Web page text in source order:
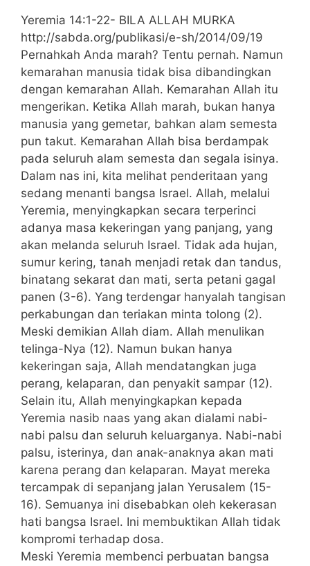
Yeremia 14:1-22- BILA ALLAH MURKA
http://sabda.org/publikasi/e-sh/2014/09/19
Pernahkah Anda marah? Tentu pernah. Namun
kemarahan manusia tidak bisa dibandingkan
dengan kemarahan Allah. Kemarahan Allah itu
mengerikan. Ketika Allah marah, bukan hanya
manusia yang gemetar, bahkan alam semesta
pun takut. Kemarahan Allah bisa berdampak
pada seluruh alam semesta dan segala isinya.
Dalam nas ini, kita melihat penderitaan yang
sedang menanti bangsa Israel. Allah, melalui
Yeremia, menyingkapkan secara terperinci
adanya masa kekeringan yang panjang, yang
akan melanda seluruh Israel. Tidak ada hujan,
sumur kering, tanah menjadi retak dan tandus,
binatang sekarat dan mati, serta petani gagal
panen (3-6). Yang terdengar hanyalah tangisan
perkabungan dan teriakan minta tolong (2).
Meski demikian Allah diam. Allah menulikan
telinga-Nya (12). Namun bukan hanya
kekeringan saja, Allah mendatangkan juga
perang, kelaparan, dan penyakit sampar (12).
Selain itu, Allah menyingkapkan kepada
Yeremia nasib naas yang akan dialami nabi-
nabi palsu dan seluruh keluarganya. Nabi-nabi
palsu, isterinya, dan anak-anaknya akan mati
karena perang dan kelaparan. Mayat mereka
tercampak di sepanjang jalan Yerusalem (15-
16). Semuanya ini disebabkan oleh kekerasan
hati bangsa Israel. Ini membuktikan Allah tidak
kompromi terhadap dosa.
Meski Yeremia membenci perbuatan bangsa